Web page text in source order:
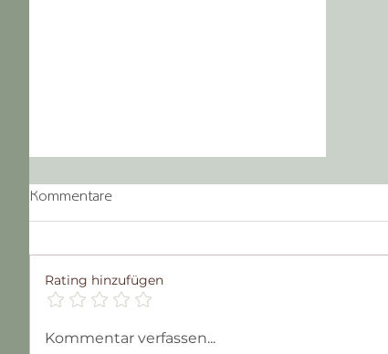
Kommentare
Rating hinzufügen
Kommentar verfassen...